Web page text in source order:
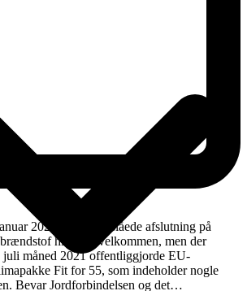
2025] EUs foreslåede afslutning på
hilser vi velkommen, men der
måned 2021 offentliggjorde EU-
Fit for 55, som indeholder nogle
Bevar Jordforbindelsen og det…